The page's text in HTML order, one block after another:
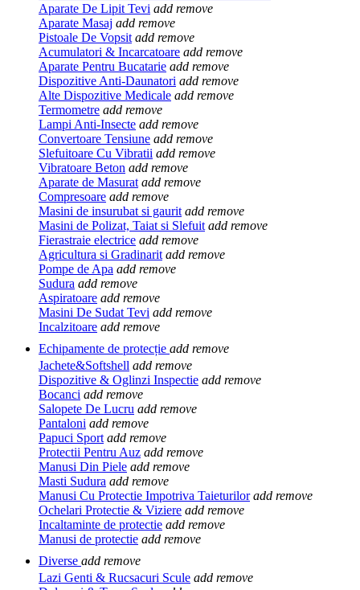
Aparate De Lipit Tevi add remove
Aparate Masaj add remove
Pistoale De Vopsit add remove
Acumulatori & Incarcatoare add remove
Aparate Pentru Bucatarie add remove
Dispozitive Anti-Daunatori add remove
Alte Dispozitive Medicale add remove
Termometre add remove
Lampi Anti-Insecte add remove
Convertoare Tensiune add remove
Slefuitoare Cu Vibratii add remove
Vibratoare Beton add remove
Aparate de Masurat add remove
Compresoare add remove
Masini de insurubat si gaurit add remove
Masini de Polizat, Taiat si Slefuit add remove
Fierastraie electrice add remove
Agricultura si Gradinarit add remove
Pompe de Apa add remove
Sudura add remove
Aspiratoare add remove
Masini De Sudat Tevi add remove
Incalzitoare add remove
Echipamente de protecție add remove
Jachete&Softshell add remove
Dispozitive & Oglinzi Inspectie add remove
Bocanci add remove
Salopete De Lucru add remove
Pantaloni add remove
Papuci Sport add remove
Protectii Pentru Auz add remove
Manusi Din Piele add remove
Masti Sudura add remove
Manusi Cu Protectie Impotriva Taieturilor add remove
Ochelari Protectie & Viziere add remove
Incaltaminte de protectie add remove
Manusi de protectie add remove
Diverse add remove
Lazi Genti & Rucsacuri Scule add remove